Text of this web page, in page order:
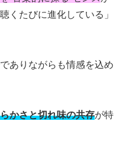
くたびに進化している」
ありながらも情感を込め
かさと切れ味の共存が特